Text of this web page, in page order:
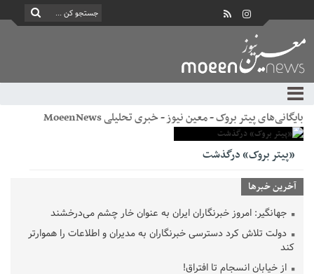
بایگانی‌های پیتر بروک - معین نیوز - خبری تحلیلی MoeenNews
«پیتر بروک» درگذشت
آخرین خبرها
جهانگیر: امروز خبرنگاران ایران به عنوان خار چشم می‌درخشند
دولت تلاش کرد دسترسی خبرنگاران به مدیران و اطلاعات را هموارتر
کند
از خیابان انسجام تا افتراق!